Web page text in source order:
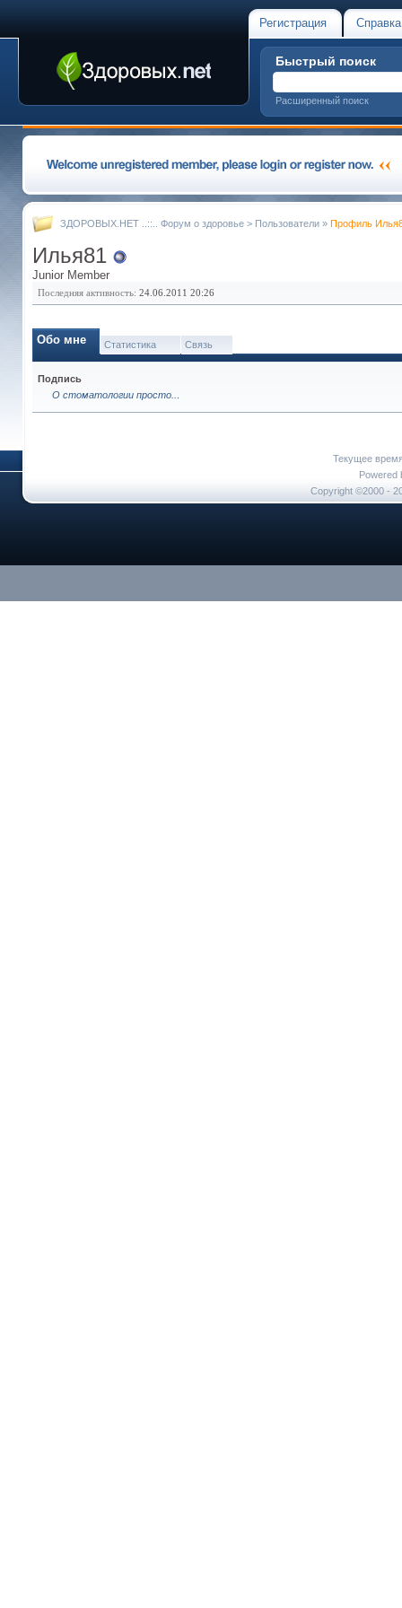
Регистрация Справка
Быстрый поиск
Расширенный поиск
ЗДОРОВЫХ.НЕТ ..::.. Форум о здоровье > Пользователи » Профиль
Илья81
Junior Member
Последняя активность: 24.06.2011 20:26
Обо мне Статистика Связь
Подпись
О стоматологии просто..
Текущее
Powered
Copyright ©2000 -